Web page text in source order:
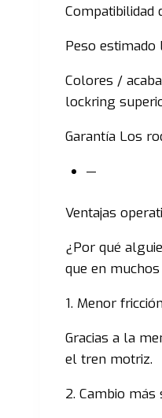
Compatibilidad
Peso
Colores /
lockring
Garantía Los
—
Ventajas
¿Por qué
que en
1. Menor
Gracias a la
el tren motriz.
2. Cambio